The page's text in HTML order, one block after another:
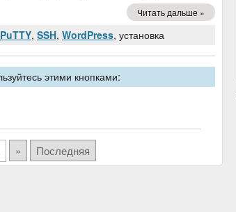
Читать дальше »
PuTTY, SSH, WordPress, установка
этими кнопками:
» Последняя